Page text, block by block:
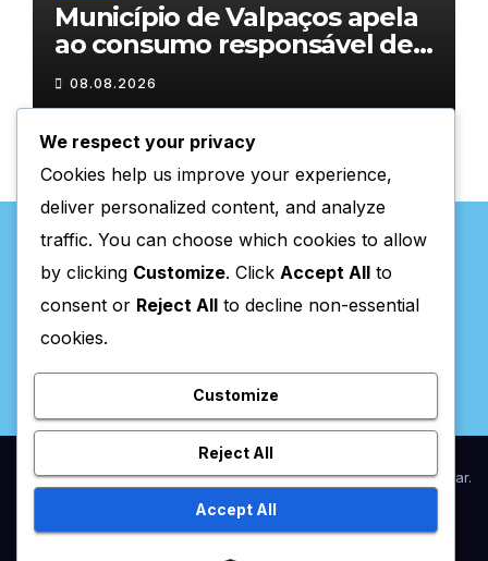
Município de Valpaços apela
ao consumo responsável de
água
08.08.2026
Valpaços Online
Proudly powered by WordPress|Theme:NewsupbyThemeansar.
HomeAnunciar / AssinaturasEstatuto EditorialFicha Técnica
We respect your privacy
Cookies help us improve your experience,
deliver personalized content, and analyze
traffic. You can choose which cookies to allow
by clicking Customize. Click Accept All to
consent or Reject All to decline non-essential
cookies.
Customize
Reject All
Accept All